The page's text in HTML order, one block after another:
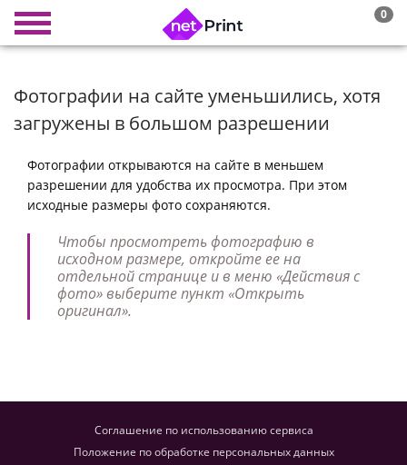
0
Фотографии на сайте уменьшились, хотя
загружены в большом разрешении
Фотографии открываются на сайте в меньшем
разрешении для удобства их просмотра. При этом
исходные размеры фото сохраняются.
Чтобы просмотреть фотографию в
исходном размере, откройте ее на
отдельной странице и в меню «Действия с
фото» выберите пункт «Открыть
оригинал».
Соглашение по использованию сервиса
Положение по обработке персональных данных